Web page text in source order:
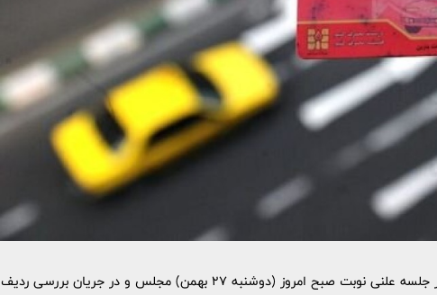
سید حمید پورمحمدی، رئیس سازمان برنامه و بودجه، در جلسه علنی نوبت صبح امروز (دوشنبه 27 بهمن) مجلس و در جریان بررسی ردیف